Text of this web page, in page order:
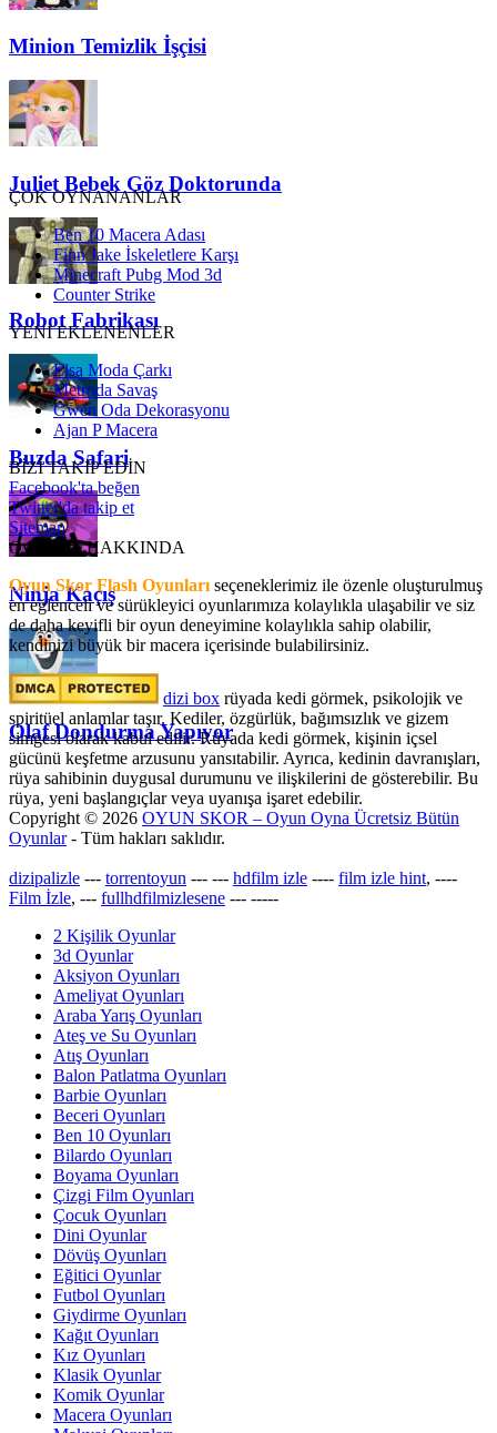
Minion Temizlik İşçisi
Juliet Bebek Göz Doktorunda
Robot Fabrikası
Buzda Safari
Ninja Kaçış
Olaf Dondurma Yapıyor
ÇOK OYNANANLAR
Ben 10 Macera Adası
Finn Jake İskeletlere Karşı
Minecraft Pubg Mod 3d
Counter Strike
YENİ EKLENENLER
Elsa Moda Çarkı
Metroda Savaş
Gwen Oda Dekorasyonu
Ajan P Macera
BİZİ TAKİP EDİN
Facebook'ta beğen
Twitter'da takip et
Sitemap
OyunSkor HAKKINDA
Oyun Skor Flash Oyunları seçeneklerimiz ile özenle oluşturulmuş
en eğlenceli ve sürükleyici oyunlarımıza kolaylıkla ulaşabilir ve siz
de daha keyifli bir oyun deneyimine kolaylıkla sahip olabilir,
kendinizi büyük bir macera içerisinde bulabilirsiniz.
dizi box rüyada kedi görmek​, psikolojik ve
spiritüel anlamlar taşır. Kediler, özgürlük, bağımsızlık ve gizem
simgesi olarak kabul edilir. Rüyada kedi görmek, kişinin içsel
gücünü keşfetme arzusunu yansıtabilir. Ayrıca, kedinin davranışları,
rüya sahibinin duygusal durumunu ve ilişkilerini de gösterebilir. Bu
rüya, yeni başlangıçlar veya uyanışa işaret edebilir.
Copyright © 2026 OYUN SKOR – Oyun Oyna Ücretsiz Bütün
Oyunlar- Tüm hakları saklıdır.
dizipalizle --- torrentoyun --- --- hdfilm izle ---- film izle hint, ----
Film İzle, --- fullhdfilmizlesene --- -----
2 Kişilik Oyunlar
3d Oyunlar
Aksiyon Oyunları
Ameliyat Oyunları
Araba Yarış Oyunları
Ateş ve Su Oyunları
Atış Oyunları
Balon Patlatma Oyunları
Barbie Oyunları
Beceri Oyunları
Ben 10 Oyunları
Bilardo Oyunları
Boyama Oyunları
Çizgi Film Oyunları
Çocuk Oyunları
Dini Oyunlar
Dövüş Oyunları
Eğitici Oyunlar
Futbol Oyunları
Giydirme Oyunları
Kağıt Oyunları
Kız Oyunları
Klasik Oyunlar
Komik Oyunlar
Macera Oyunları